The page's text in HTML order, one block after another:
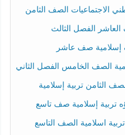
الاجتماعيات الصف الثامن
العاشر الفصل الثالث
صف عاشر
الصف الخامس الفصل الثاني
الثامن تربية إسلامية
تربية إسلامية صف تاسع